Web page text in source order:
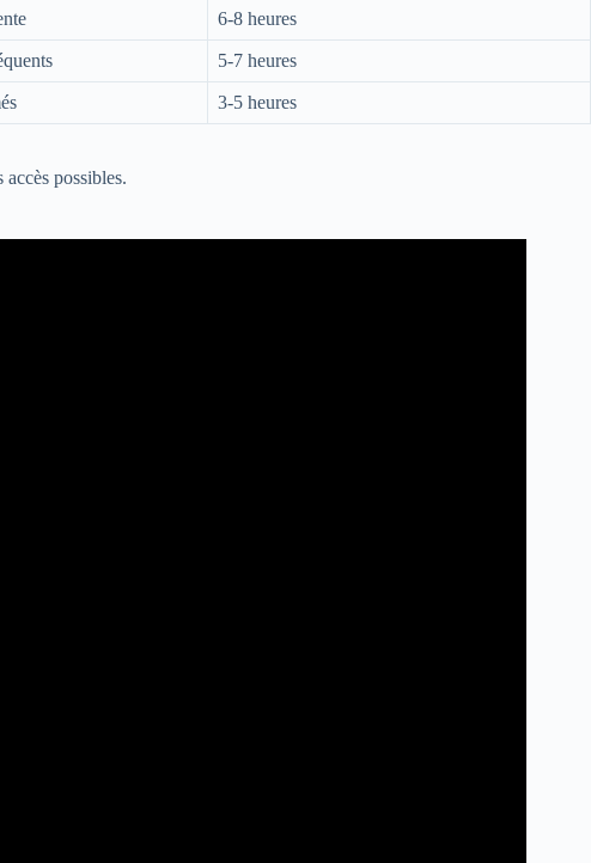
6-8 heures
5-7 heures
3-5 heures
possibles.